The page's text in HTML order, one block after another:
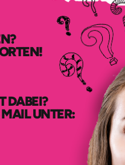
DABEI?
UNTER: